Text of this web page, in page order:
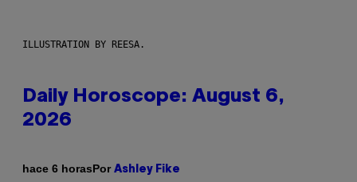
ILLUSTRATION BY REESA.
Daily Horoscope: August 6,
2026
hace 6 horasPor Ashley Fike